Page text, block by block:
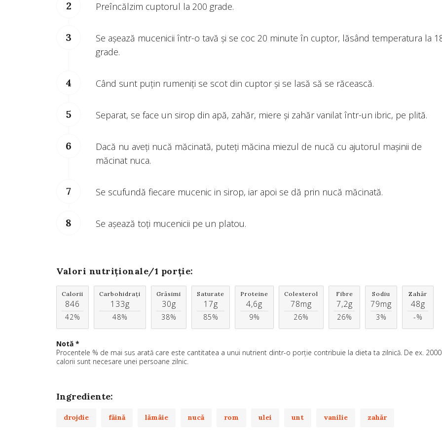
Preîncălzim cuptorul la 200 grade.
Se așează mucenicii într-o tavă și se coc 20 minute în cuptor, lăsând temperatura la
grade.
Când sunt puțin rumeniți se scot din cuptor și se lasă să se răcească.
Separat, se face un sirop din apă, zahăr, miere și zahăr vanilat într-un ibric, pe plită.
Dacă nu aveți nucă măcinată, puteți măcina miezul de nucă cu ajutorul mașinii de
măcinat nuca.
Se scufundă fiecare mucenic in sirop, iar apoi se dă prin nucă măcinată.
Se așează toți mucenicii pe un platou.
Valori nutriționale/1 porție:
Calorii
846
42%
Carbohidrați
133g
48%
Grăsimi
30g
38%
Saturate
17g
85%
Proteine
4,6g
9%
Colesterol
78mg
26%
Fibre
7,2g
26%
Sodiu
79mg
3%
Zahăr
48g
-%
Notă *
Procentele % de mai sus arată care este cantitatea a unui nutrient dintr-o porție contribuie la dieta ta zilnică. De ex.
calorii sunt necesare unei persoane zilnic.
Ingrediente:
drojdie făină lămâie nucă rom ulei unt vanilie zahăr